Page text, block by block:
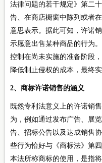
法律问题的若干规定》第二
告、在商店橱窗中陈列或者
意思表示。据此可知，许诺
示愿意出售某种商品的行为
控制在尚未实施的准备阶段
降低制止侵权的成本，最终
2、商标许诺销售的涵义
既然专利法意义上的许诺销
为，例如通过发布广告、展
告、招标公告以及达成销售
些行为恰好与《商标法》第
本法所称商标的使用，是指